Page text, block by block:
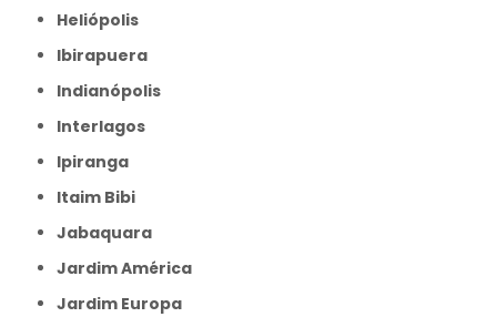
Heliópolis
Ibirapuera
Indianópolis
Interlagos
Ipiranga
Itaim Bibi
Jabaquara
Jardim América
Jardim Europa